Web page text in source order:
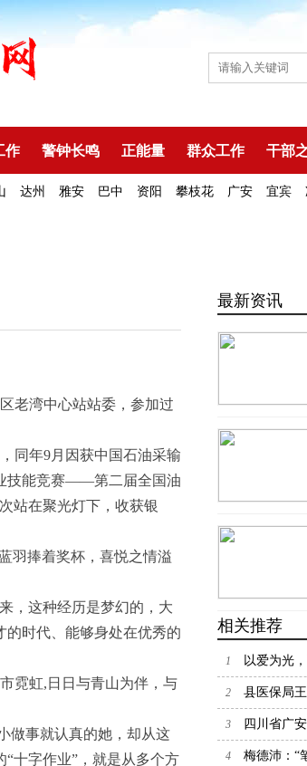
作 警钟长鸣 正能量 群众工作 干部
达州 雅安 巴中 资阳 攀枝花 广安 宜宾
老湾中心站站委，参加过
同年9月因获中国石油采输
技能竞赛——第二届全国油
站在聚光灯下，收获银
羽捧着奖杯，喜悦之情溢
，这种经历是梦幻的，大
的时代、能够身处在优秀的
霓虹,日日与青山为伴，与
做事就认真的她，却从这
十字作业”，就是从多个方
最新资讯
相关推荐
1 以爱为光
教师事迹展播
2 县医保局
征缴工作
3 四川省广
4 梅德沛：“